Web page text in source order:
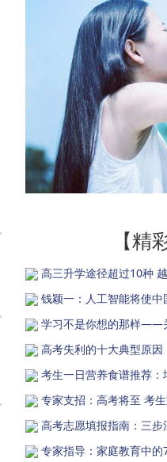
【精
高三升学途径超过10种
钱颖一：人工智能将使
学习不是你想的那样——
高考失利的十大典型原因
考生一日营养食谱推荐
专家支招：高考将至 考
高考志愿填报指南：三
专家指导：家庭教育中的